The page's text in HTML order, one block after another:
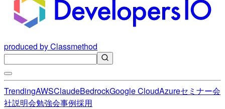
produced by Classmethod
TrendingAWSClaudeBedrockGoogle CloudAzureセミナー会
社説明会勉強会事例採用